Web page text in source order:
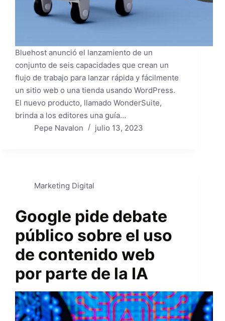
Bluehost anunció el lanzamiento de un
conjunto de seis capacidades que crean un
flujo de trabajo para lanzar rápida y fácilmente
un sitio web o una tienda usando WordPress.
El nuevo producto, llamado WonderSuite,
brinda a los editores una guía…
Pepe Navalon
julio 13, 2023
Marketing Digital
Google pide debate
público sobre el uso
de contenido web
por parte de la IA